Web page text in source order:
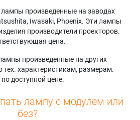
произведенные на заводах
Iwasaki, Phoenix. Эти лампы
производители проекторов.
цена.
произведенные на других
тех. характеристикам, размерам.
доступной цене.
лампу с модулем или
без?